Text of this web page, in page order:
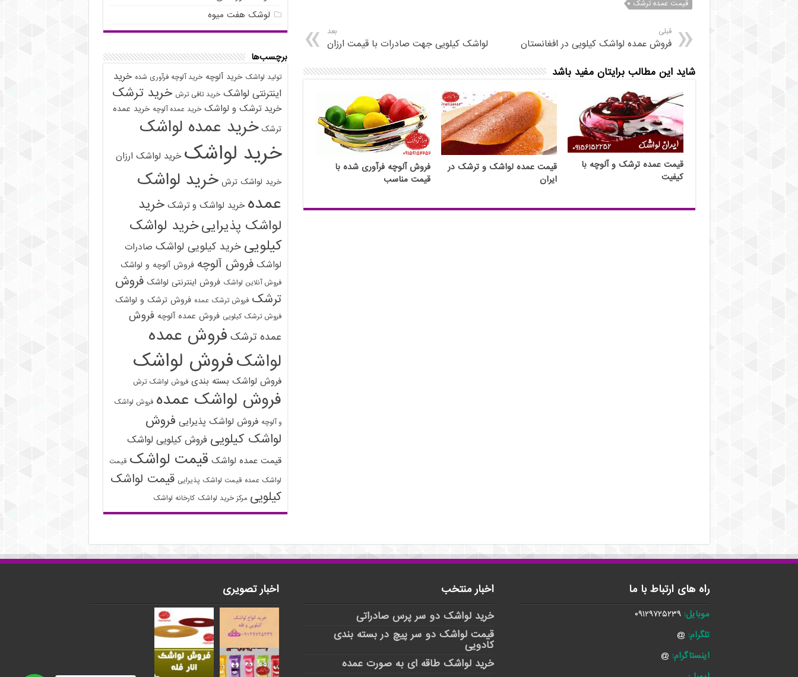
قیمت عمده ترشک
قبلی
فروش عمده لواشک کیلویی در افغانستان
بعد
لواشک کیلویی جهت صادرات با قیمت ارزان
شاید این مطالب برایتان مفید باشد
قیمت عمده ترشک و آلوچه با
کیفیت
قیمت عمده لواشک و ترشک در
ایران
فروش آلوچه فرآوری شده با
قیمت مناسب
لوشک هفت میوه
برچسب‌ها
تولید لواشک خرید آلوچه خرید آلوچه فرآوری شده خرید
اینترنتی لواشک خرید تافی ترش خرید ترشک
خرید ترشک و لواشک خرید عمده آلوچه خرید عمده
ترشک خرید عمده لواشک
خرید لواشک خرید لواشک ارزان
خرید لواشک ترش خرید لواشک
عمده خرید لواشک و ترشک خرید
لواشک پذیرایی خرید لواشک
کیلویی خرید کیلویی لواشک صادرات
لواشک فروش آلوچه فروش آلوچه و لواشک
فروش آنلاین لواشک فروش اینترنتی لواشک فروش
ترشک فروش ترشک عمده فروش ترشک و لواشک
فروش ترشک کیلویی فروش عمده آلوچه فروش
عمده ترشک فروش عمده
لواشکفروش لواشک
فروش لواشک بسته بندی فروش لواشک ترش
فروش لواشک عمده فروش لواشک
و آلوچه فروش لواشک پذیرایی فروش
لواشک کیلویی فروش کیلویی لواشک
قیمت عمده لواشک قیمت لواشک قیمت
لواشک عمده قیمت لواشک پذیرایی قیمت لواشک
کیلویی مرکز خرید لواشک کارخانه لواشک
راه های ارتباط با ما
موبایل: ۰۹۱۲۹۷۲۵۲۳۹
تلگرام: @
اینستاگرام: @
اخبار منتخب
خرید لواشک دو سر پرس صادراتی
قیمت لواشک دو سر پیچ در بسته بندی
کادویی
خرید لواشک طاقه ای به صورت عمده
اخبار تصویری